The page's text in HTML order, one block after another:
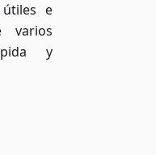
útiles e
varios
y